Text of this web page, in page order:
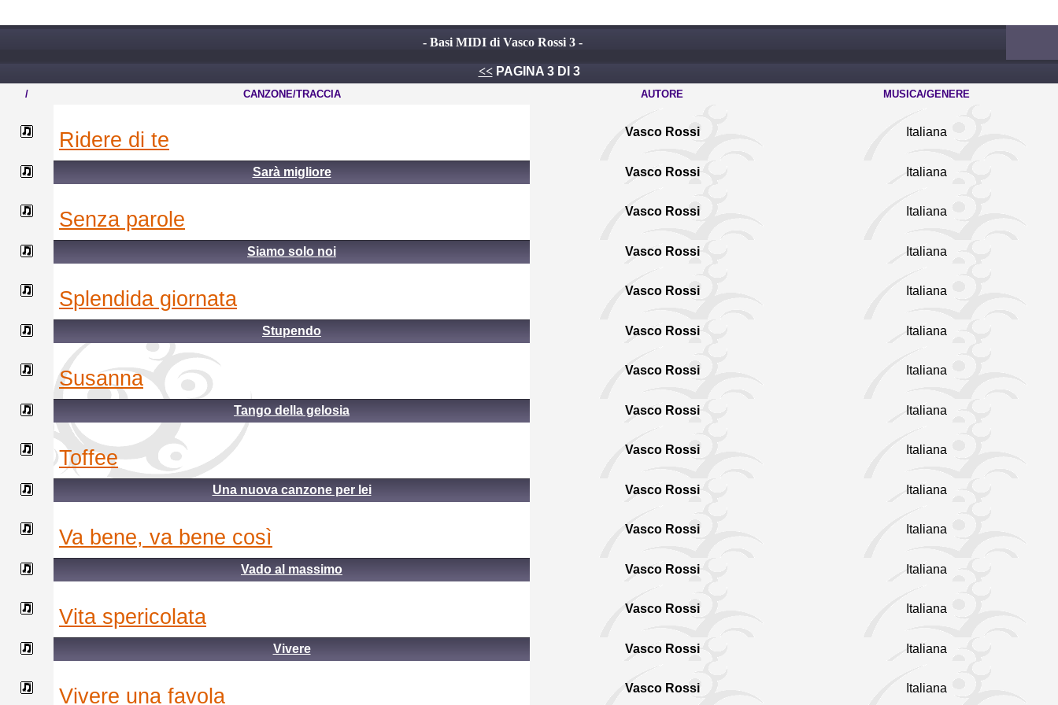
- Basi MIDI di Vasco Rossi 3 -
<<PAGINA 3 DI 3
/ CANZONE/TRACCIA AUTORE MUSICA/GENERE
ridere di te Vasco Rossi Italiana
Sarà migliore Vasco Rossi Italiana
senza parole Vasco Rossi Italiana
Siamo solo noi Vasco Rossi Italiana
splendida giornata Vasco Rossi Italiana
Stupendo Vasco Rossi Italiana
susanna Vasco Rossi Italiana
Tango della gelosia Vasco Rossi Italiana
toffee Vasco Rossi Italiana
Una nuova canzone per lei Vasco Rossi Italiana
va bene, va bene così Vasco Rossi Italiana
Vado al massimo Vasco Rossi Italiana
vita spericolata Vasco Rossi Italiana
Vivere Vasco Rossi Italiana
vivere una favola Vasco Rossi Italiana